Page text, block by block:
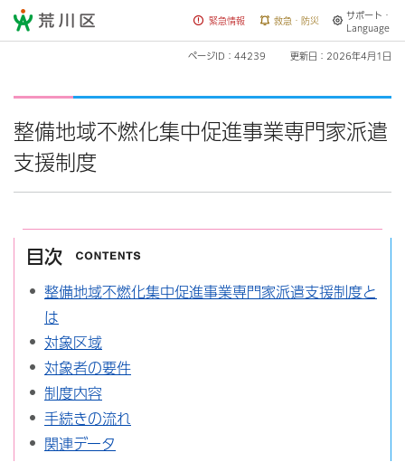
荒川区 緊急情報 救急・防災
サポート・
Language
ページID：44239 更新日：2026年4月1日
整備地域不燃化集中促進事業専門家派遣
支援制度
目次
整備地域不燃化集中促進事業専門家派遣支援制度と
は
対象区域
対象者の要件
制度内容
手続きの流れ
関連データ